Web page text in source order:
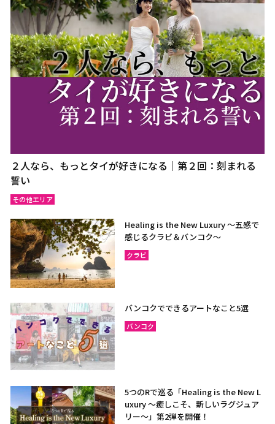
２人なら、もっとタイが好きになる｜第２回：刻まれる
誓い
その他エリア
Healing is the New Luxury ～五感で
感じるクラビ＆バンコク～
クラビ
バンコクでできるアートなこと5選
バンコク
5つのRで巡る「Healing is the New L
uxury ～癒しこそ、新しいラグジュア
リー〜」第2弾を開催！